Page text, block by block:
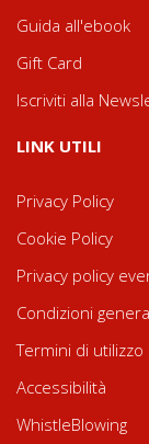
Guida all'ebook
Gift Card
Iscriviti alla
LINK UTILI
Privacy Policy
Cookie Policy
Privacy policy
Condizioni
Termini di
Accessibilità
WhistleBlowing